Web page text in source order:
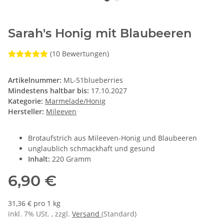
Sarah's Honig mit Blaubeeren
(10 Bewertungen)
Artikelnummer: ML-51blueberries
Mindestens haltbar bis: 17.10.2027
Kategorie: Marmelade/Honig
Hersteller: Mileeven
Brotaufstrich aus Mileeven-Honig und Blaubeeren
unglaublich schmackhaft und gesund
Inhalt: 220 Gramm
6,90 €
31,36 € pro 1 kg
inkl. 7% USt. , zzgl. Versand (Standard)